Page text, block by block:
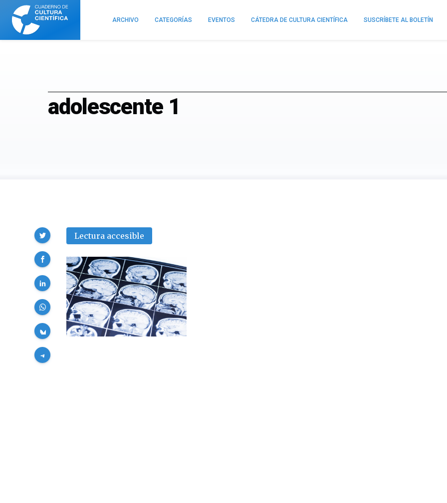
Cuaderno
Cultura
Científica
ARCHIVO CATEGORÍAS EVENTOS CÁTEDRA DE CULTURA CIENTÍFICA SUSCRÍBETE AL BOLETÍN
adolescente 1
Lectura accesible
Compartir